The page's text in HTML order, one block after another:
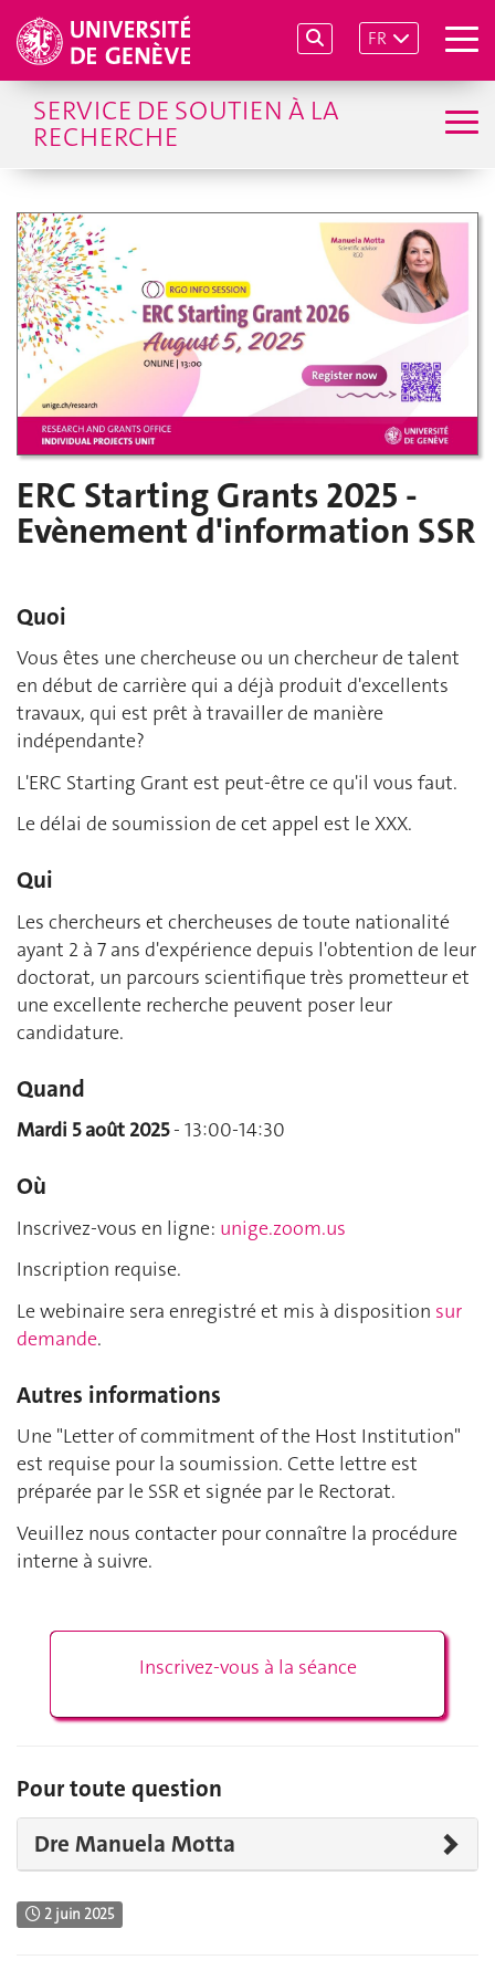
FR
SERVICE DE SOUTIEN À LA
RECHERCHE
ERC Starting Grants 2025 -
Evènement d'information SSR
Quoi
Vous êtes une chercheuse ou un chercheur de talent
en début de carrière qui a déjà produit d'excellents
travaux, qui est prêt à travailler de manière
indépendante?
L'ERC Starting Grant est peut-être ce qu'il vous faut.
Le délai de soumission de cet appel est le XXX.
Qui
Les chercheurs et chercheuses de toute nationalité
ayant 2 à 7 ans d'expérience depuis l'obtention de leur
doctorat, un parcours scientifique très prometteur et
une excellente recherche peuvent poser leur
candidature.
Quand
Mardi 5 août 2025- 13:00-14:30
Où
Inscrivez-vous en ligne: unige.zoom.us
Inscription requise.
Le webinaire sera enregistré et mis à disposition sur
demande.
Autres informations
Une "Letter of commitment of the Host Institution"
est requise pour la soumission. Cette lettre est
préparée par le SSR et signée par le Rectorat.
Veuillez nous contacter pour connaître la procédure
interne à suivre.
Inscrivez-vous à la séance
Pour toute question
Dre Manuela Motta
2 juin 2025